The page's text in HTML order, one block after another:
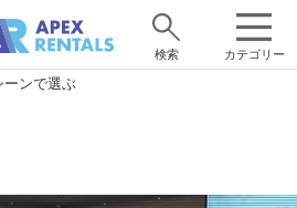
カテゴリー
検索
ーンで選ぶ